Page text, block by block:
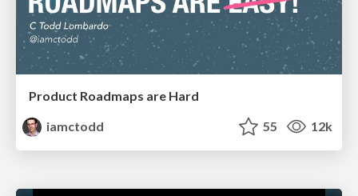
Product Roadmaps are Hard
iamctodd
55 12k